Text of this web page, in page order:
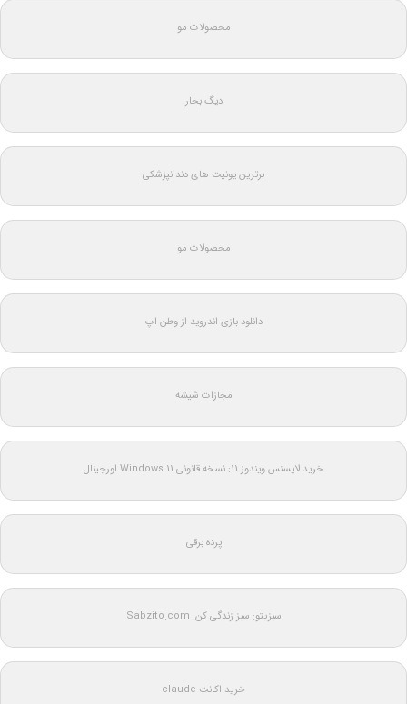
محصولات مو
دیگ بخار
برترین یونیت های دندانپزشکی
محصولات مو
دانلود بازی اندروید از وطن اپ
مجازات شیشه
خرید لایسنس ویندوز 11: نسخه قانونی Windows 11 اورجینال
پرده برقی
سبزیتو: سبز زندگی کن: Sabzito.com
خرید اکانت claude